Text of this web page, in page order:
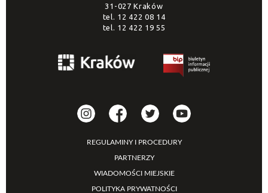
31-027 Kraków
tel. 12 422 08 14
tel. 12 422 19 55
REGULAMINY I PROCEDURY
PARTNERZY
WIADOMOŚCI MIEJSKIE
POLITYKA PRYWATNOŚCI